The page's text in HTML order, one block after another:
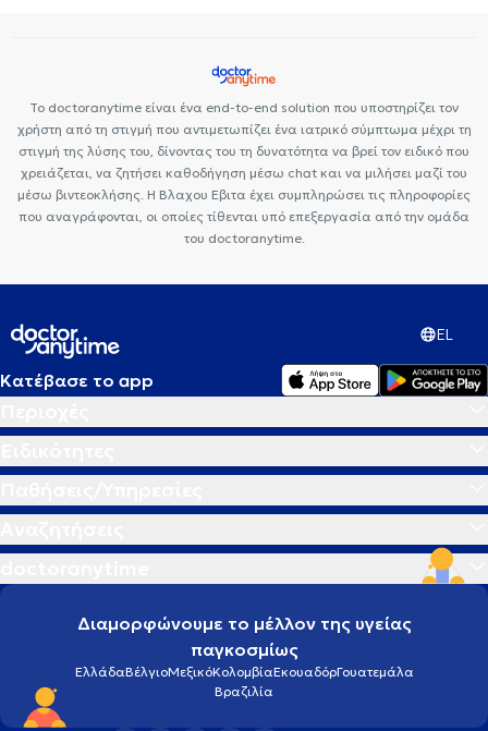
Το doctoranytime είναι ένα end-to-end solution που υποστηρίζει τον
χρήστη από τη στιγμή που αντιμετωπίζει ένα ιατρικό σύμπτωμα μέχρι τη
στιγμή της λύσης του, δίνοντας του τη δυνατότητα να βρεί τον ειδικό που
χρειάζεται, να ζητήσει καθοδήγηση μέσω chat και να μιλήσει μαζί του
μέσω βιντεοκλήσης. Η Βλαχου Εβιτα έχει συμπληρώσει τις πληροφορίες
που αναγράφονται, οι οποίες τίθενται υπό επεξεργασία από την ομάδα
του doctoranytime.
EL
Κατέβασε το app
Διαμορφώνουμε το μέλλον της υγείας
παγκοσμίως
ΕλλάδαΒέλγιοΜεξικόΚολομβίαΕκουαδόρΓουατεμάλα
Βραζιλία